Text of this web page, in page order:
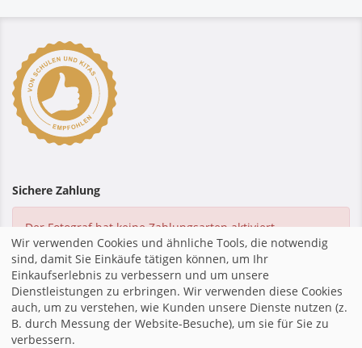
Sichere Zahlung
Der Fotograf hat keine Zahlungsarten aktiviert.
Startseite|Impressum|Datenschutzerklärung|Shopsystem
von fotograf.de |
Wir verwenden Cookies und ähnliche Tools, die notwendig
sind, damit Sie Einkäufe tätigen können, um Ihr
Einkaufserlebnis zu verbessern und um unsere
Dienstleistungen zu erbringen. Wir verwenden diese Cookies
auch, um zu verstehen, wie Kunden unsere Dienste nutzen (z.
B. durch Messung der Website-Besuche), um sie für Sie zu
verbessern.